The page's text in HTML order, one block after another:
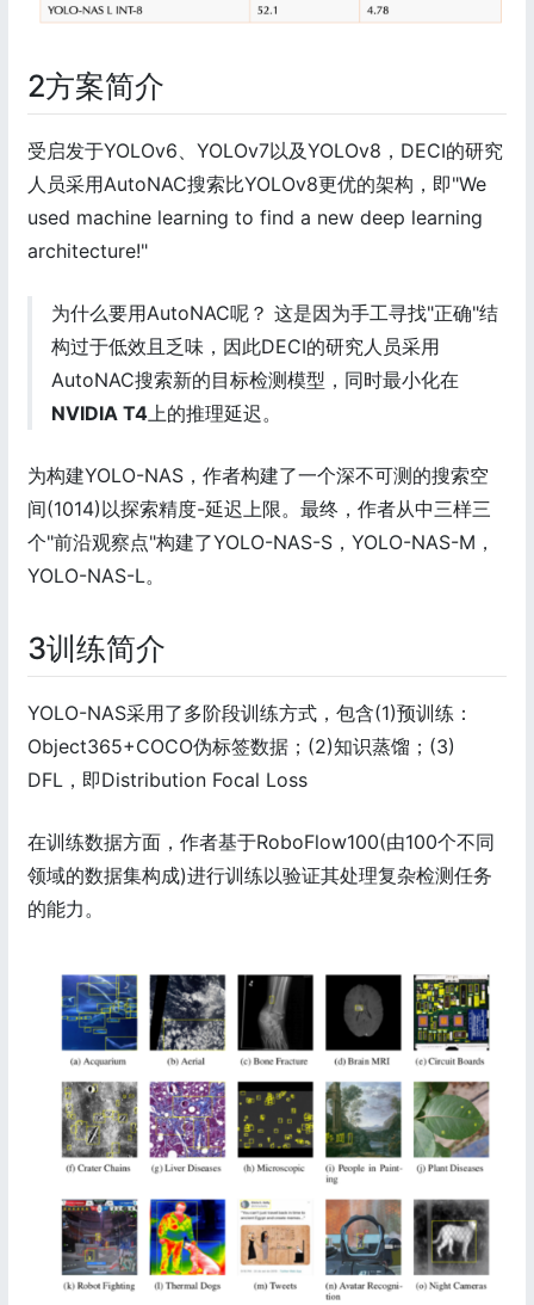
2方案简介
受启发于YOLOv6、YOLOv7以及YOLOv8，DECI的研究
人员采用AutoNAC搜索比YOLOv8更优的架构，即"We
used machine learning to find a new deep learning
architecture!"
为什么要用AutoNAC呢？ 这是因为手工寻找"正确"结
构过于低效且乏味，因此DECI的研究人员采用
AutoNAC搜索新的目标检测模型，同时最小化在
NVIDIA T4上的推理延迟。
为构建YOLO-NAS，作者构建了一个深不可测的搜索空
间(1014)以探索精度-延迟上限。最终，作者从中三样三
个"前沿观察点"构建了YOLO-NAS-S，YOLO-NAS-M，
YOLO-NAS-L。
3训练简介
YOLO-NAS采用了多阶段训练方式，包含(1)预训练：
Object365+COCO伪标签数据；(2)知识蒸馏；(3)
DFL，即Distribution Focal Loss
在训练数据方面，作者基于RoboFlow100(由100个不同
领域的数据集构成)进行训练以验证其处理复杂检测任务
的能力。